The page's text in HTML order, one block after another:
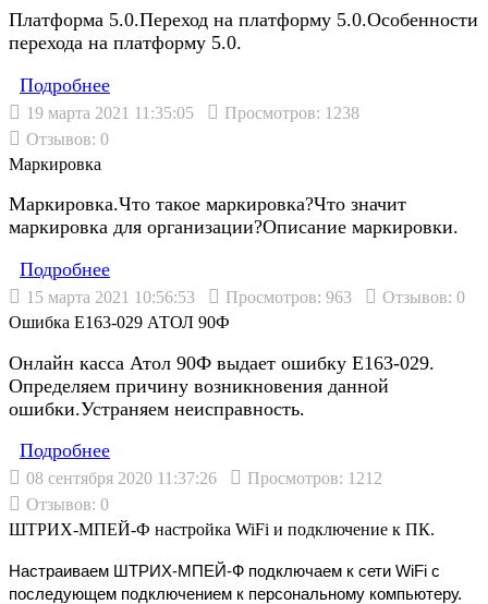
Платформа 5.0.Переход на платформу 5.0.Особенности
перехода на платформу 5.0.
Подробнеe
19 марта 2021 11:35:05
Просмотров: 1238
Отзывов: 0
Маркировка
Маркировка.Что такое маркировка?Что значит
маркировка для организации?Описание маркировки.
Подробнеe
15 марта 2021 10:56:53 Просмотров: 963
Отзывов: 0
Ошибка Е163-029 АТОЛ 90Ф
Онлайн касса Атол 90Ф выдает ошибку Е163-029.
Определяем причину возникновения данной
ошибки.Устраняем неисправность.
Подробнеe
08 сентября 2020 11:37:26
Просмотров: 1212
Отзывов: 0
ШТРИХ-МПЕЙ-Ф настройка WiFi и подключение к ПК.
Настраиваем ШТРИХ-МПЕЙ-Ф подключаем к сети WiFi с
последующем подключением к персональному компьютеру.